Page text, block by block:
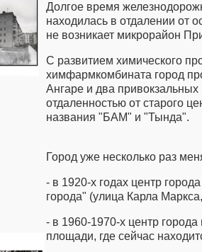
Долгое время
находилась в отдалении от
не возникает микрорайон
С развитием химического
химфармкомбината город
Ангаре и два
отдаленностью от старого
названия "БАМ" и "Тында".
Город уже несколько раз
- в 1920-х годах центр
города" (улица Карла
- в 1960-1970-х центр
площади, где сейчас